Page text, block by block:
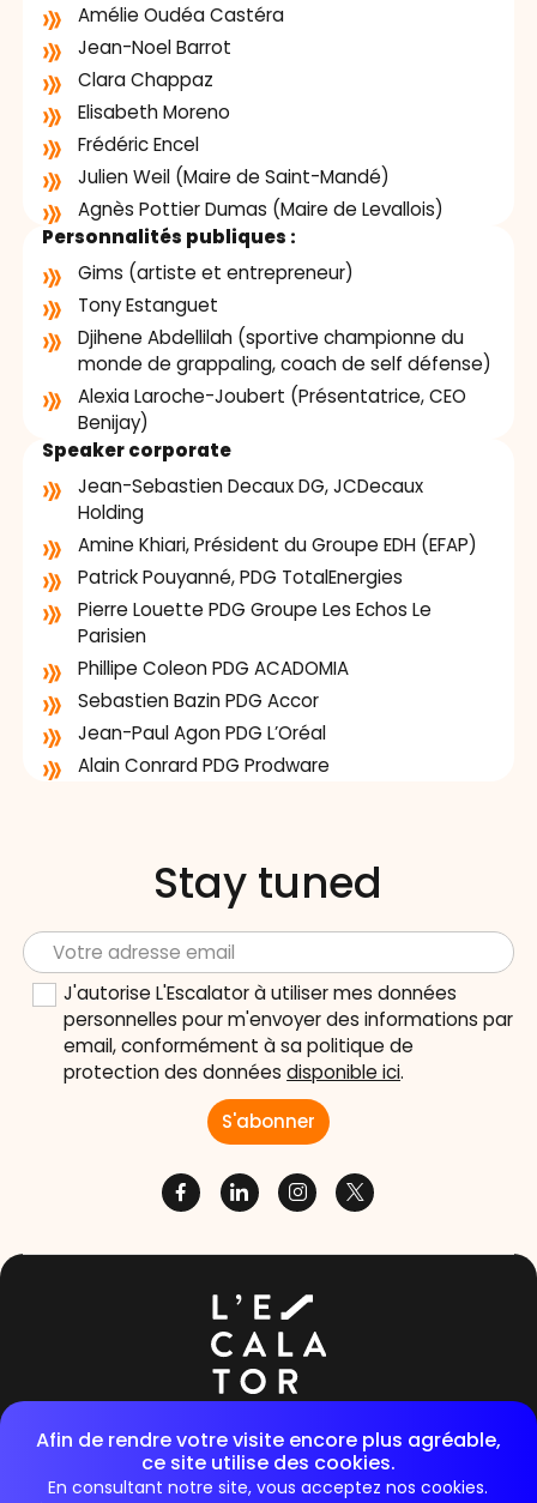
Amélie Oudéa Castéra
Jean-Noel Barrot
Clara Chappaz
Elisabeth Moreno
Frédéric Encel
Julien Weil (Maire de Saint-Mandé)
Agnès Pottier Dumas (Maire de Levallois)
Personnalités publiques :
Gims (artiste et entrepreneur)
Tony Estanguet
Djihene Abdellilah (sportive championne du
monde de grappaling, coach de self défense)
Alexia Laroche-Joubert (Présentatrice, CEO
Benijay)
Speaker corporate
Jean-Sebastien Decaux DG, JCDecaux
Holding
Amine Khiari, Président du Groupe EDH (EFAP)
Patrick Pouyanné, PDG TotalEnergies
Pierre Louette PDG Groupe Les Echos Le
Parisien
Phillipe Coleon PDG ACADOMIA
Sebastien Bazin PDG Accor
Jean-Paul Agon PDG L’Oréal
Alain Conrard PDG Prodware
Stay tuned
J'autorise L'Escalator à utiliser mes données
personnelles pour m'envoyer des informations par
email, conformément à sa politique de
protection des donnéesdisponible ici.
36/40 rue de Raspail 92300, Levallois-Perret
E-mail :contact@lescalator.com
Afin de rendre votre visite encore plus agréable,
ce site utilise des cookies.
En consultant notre site, vous acceptez nos cookies.